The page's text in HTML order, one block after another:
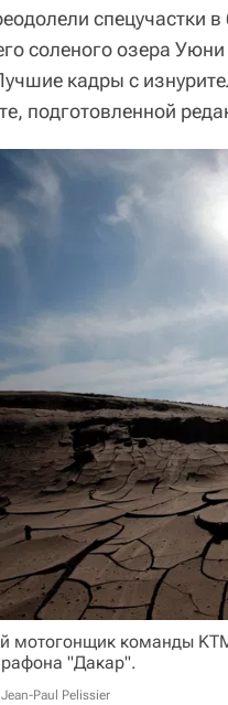
спецучастки
соленого озера
кадры с
подготовленной
мотогонщик команды
"Дакар".
Paul Pelissier